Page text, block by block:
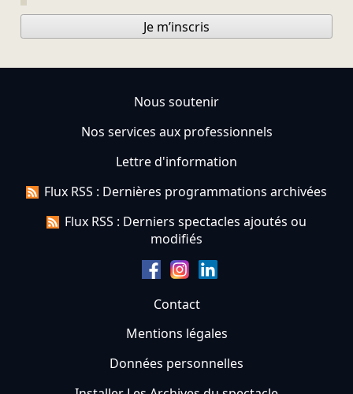
Je m’inscris
Nous soutenir
Nos services aux professionnels
Lettre d'information
Flux RSS : Dernières programmations archivées
Flux RSS : Derniers spectacles ajoutés ou
modifiés
Contact
Mentions légales
Données personnelles